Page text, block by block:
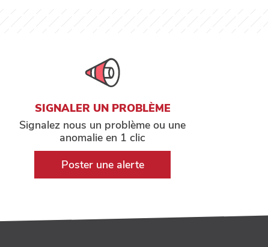
SIGNALER UN PROBLÈME
Signalez nous un problème ou une
anomalie en 1 clic
Poster une alerte